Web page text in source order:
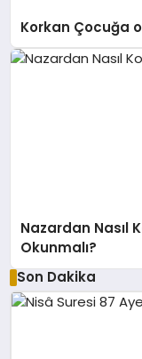
Korkan Çocuğa
Nazardan Nasıl
Okunmalı?
Son Dakika